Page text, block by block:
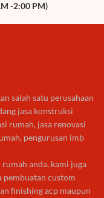
-2:00 PM)
salah satu perusahaan
jasa konstruksi
rumah, jasa renovasi
pengurusan imb
anda, kami juga
pembuatan custom
finishing acp maupun